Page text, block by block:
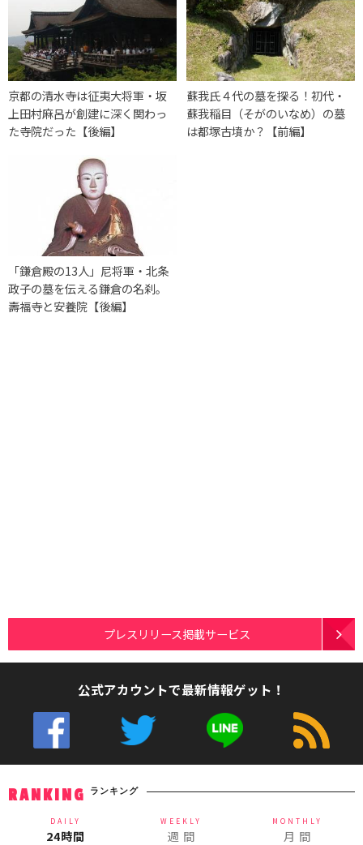
京都の清水寺は征夷大将軍・坂
上田村麻呂が創建に深く関わっ
た寺院だった【後編】
蘇我氏４代の墓を探る！初代・
蘇我稲目（そがのいなめ）の墓
は都塚古墳か？【前編】
「鎌倉殿の13人」尼将軍・北条
政子の墓を伝える鎌倉の名刹。
壽福寺と安養院【後編】
プレスリリース掲載サービス
公式アカウントで最新情報ゲット！
RANKING ランキング
DAILY
24時間
WEEKLY
週 間
MONTHLY
月 間